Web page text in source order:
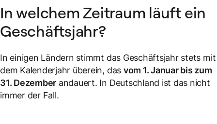
In welchem Zeitraum läuft ein
Geschäftsjahr?
In einigen Ländern stimmt das Geschäftsjahr stets mit
dem Kalenderjahr überein, das vom 1. Januar bis zum
31. Dezember andauert. In Deutschland ist das nicht
immer der Fall.